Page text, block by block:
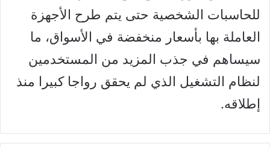
للحاسبات الشخصية حتى يتم طرح الأجهزة
العاملة بها بأسعار منخفضة في الأسواق، ما
سيساهم في جذب المزيد من المستخدمين
لنظام التشغيل الذي لم يحقق رواجا كبيرا منذ
إطلاقه.